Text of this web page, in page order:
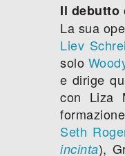
Il debutto
La sua
Liev
solo
e dirige
con Liza
formazione
Seth
incinta),